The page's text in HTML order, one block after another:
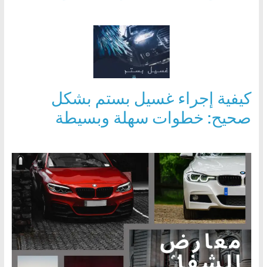
كيفية إجراء غسيل بستم بشكل
صحيح: خطوات سهلة وبسيطة